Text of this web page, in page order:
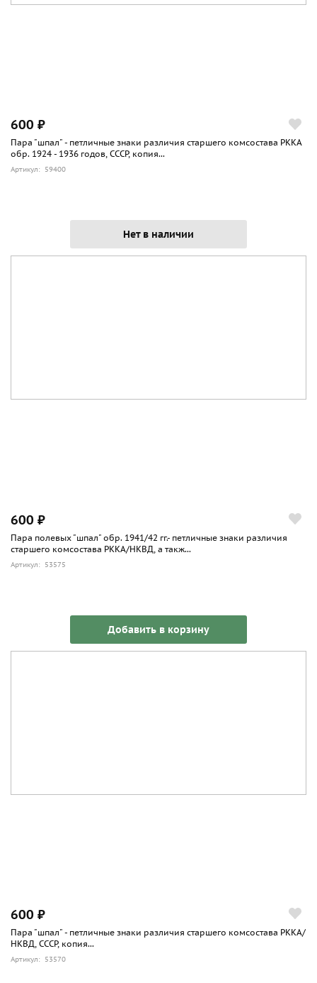
600 ₽
Пара "шпал" - петличные знаки различия старшего комсостава РККА
обр. 1924 - 1936 годов, СССР, копия...
Артикул: 59400
Нет в наличии
600 ₽
Пара полевых "шпал" обр. 1941/42 гг.- петличные знаки различия
старшего комсостава РККА/НКВД, а такж...
Артикул: 53575
Добавить в корзину
600 ₽
Пара "шпал" - петличные знаки различия старшего комсостава РККА/
НКВД, СССР, копия...
Артикул: 53570